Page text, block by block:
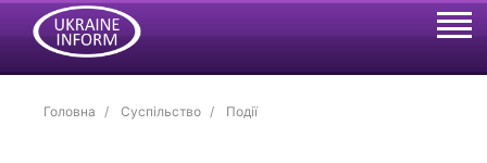
Головна Суспільство Події